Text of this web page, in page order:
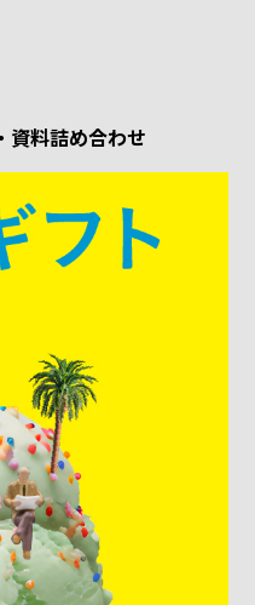
料詰め合わせ